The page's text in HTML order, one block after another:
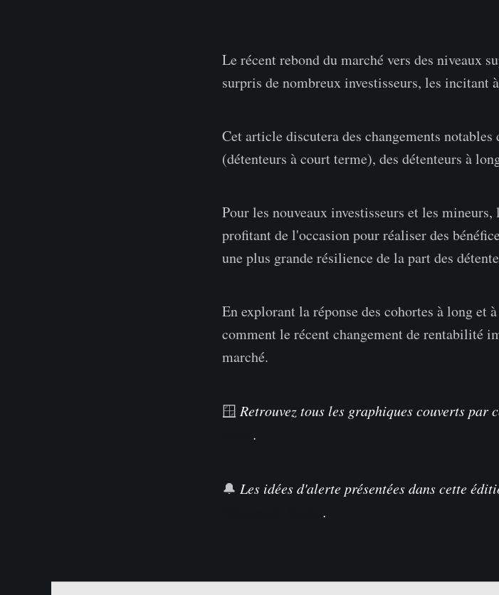
Le récent rebond du marché vers des niveaux
surpris de nombreux investisseurs, les incitant
Cet article discutera des changements
(détenteurs à court terme), des détenteurs à
Pour les nouveaux investisseurs et les
profitant de l'occasion pour réaliser des
une plus grande résilience de la part des
En explorant la réponse des cohortes à long et
comment le récent changement de rentabilité
marché.
🪟 Retrouveztous les graphiques couverts par
.
🔔 Les idées d'alerte présentées dans cette
.